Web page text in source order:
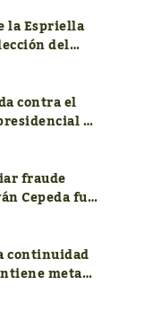
la Espriella
del
contra el
a
fraude
Cepeda fue
continuidad
meta
$400.000